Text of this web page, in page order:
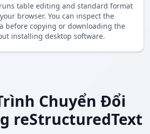
table editing and standard format
browser. You can inspect the
before copying or downloading the
installing desktop software.
Chuyển Đổi
reStructuredText